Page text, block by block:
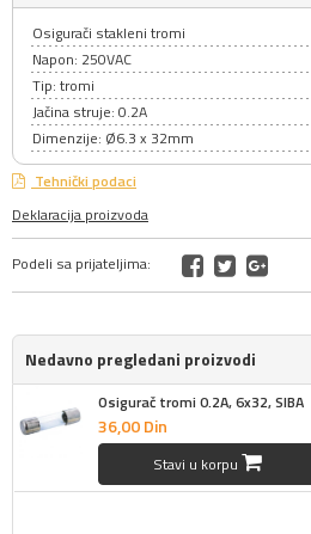
Osigurači stakleni tromi
Napon: 250VAC
Tip: tromi
Jačina struje: 0.2A
Dimenzije: Ø6.3 x 32mm
Tehnički podaci
Deklaracija proizvoda
Podeli sa prijateljima:
Nedavno pregledani proizvodi
Osigurač tromi 0.2A, 6x32, SIBA
36,00Din
Stavi u korpu